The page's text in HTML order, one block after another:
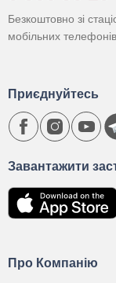
Безкоштовно зі
мобільних телефонів
Про Компанію
Завантажити
Приєднуйтесь